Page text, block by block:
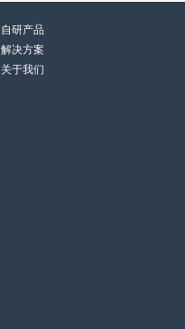
自研产品
解决方案
关于我们